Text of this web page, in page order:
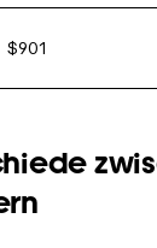
$901